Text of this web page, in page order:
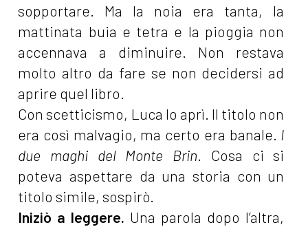
sopportare. Ma la noia era tanta, la
mattinata buia e tetra e la pioggia non
accennava a diminuire. Non restava
molto altro da fare se non decidersi ad
aprire quel libro.
Con scetticismo, Luca lo aprì. Il titolo non
era così malvagio, ma certo era banale. I
due maghi del Monte Brin. Cosa ci si
poteva aspettare da una storia con un
titolo simile, sospirò.
Iniziò a leggere. Una parola dopo l’altra,